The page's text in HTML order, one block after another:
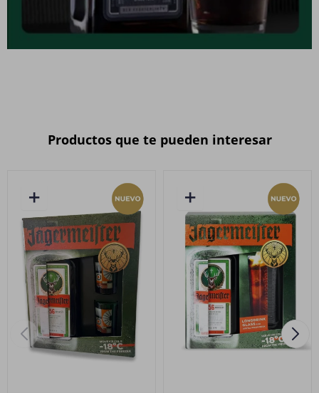
Productos que te pueden interesar